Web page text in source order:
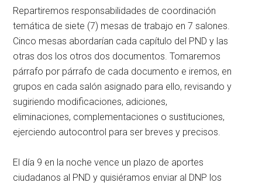
Repartiremos responsabilidades de coordinación
temática de siete (7) mesas de trabajo en 7 salones.
Cinco mesas abordarían cada capítulo del PND y las
otras dos los otros dos documentos. Tomaremos
párrafo por párrafo de cada documento e iremos, en
grupos en cada salón asignado para ello, revisando y
sugiriendo modificaciones, adiciones,
eliminaciones, complementaciones o sustituciones,
ejerciendo autocontrol para ser breves y precisos.
El día 9 en la noche vence un plazo de aportes
ciudadanos al PND y quisiéramos enviar al DNP los